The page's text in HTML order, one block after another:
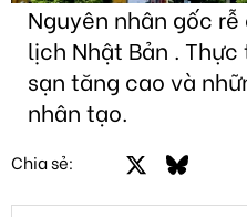
Nguyên nhân gốc
lịch Nhật Bản .
sạn tăng cao và
nhân tạo.
Chia sẻ: FacebookBluesky